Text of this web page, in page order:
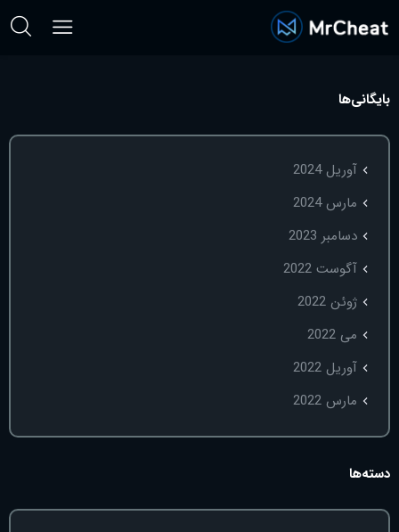
بایگانی‌ها
آوریل 2024
مارس 2024
دسامبر 2023
آگوست 2022
ژوئن 2022
می 2022
آوریل 2022
مارس 2022
دسته‌ها